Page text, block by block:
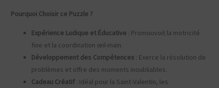
Pourquoi Choisir ce Puzzle ?
Expérience Ludique et Éducative : Promouvoit la motricité
fine et la coordination œil-main.
Développement des Compétences : Exerce la résolution de
problèmes et offre des moments inoubliables.
Cadeau Créatif: Idéal pour la Saint-Valentin, les